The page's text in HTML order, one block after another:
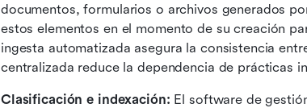
documentos, formularios o archivos generados
estos elementos en el momento de su creación
ingesta automatizada asegura la consistencia
centralizada reduce la dependencia de prácticas
Clasificación e indexación: El software de